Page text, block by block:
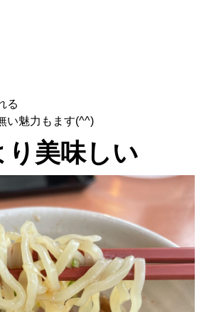
る
い魅力もます(^^)
り美味しい